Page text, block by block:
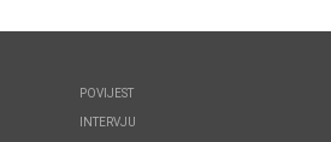
POVIJEST
INTERVJU